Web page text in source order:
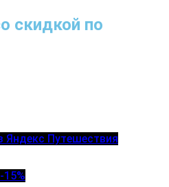
скидкой по
Яндекс Путешествия